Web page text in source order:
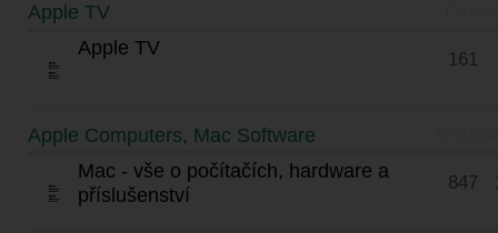
Apple TV
Apple TV
161
Apple Computers, Mac Software
Mac - vše o počítačích, hardware a
příslušenství
847